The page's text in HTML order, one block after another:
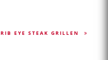
RIB EYE STEAK GRILLEN